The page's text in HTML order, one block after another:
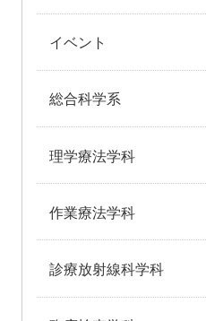
イベント
総合科学系
理学療法学科
作業療法学科
診療放射線科学科